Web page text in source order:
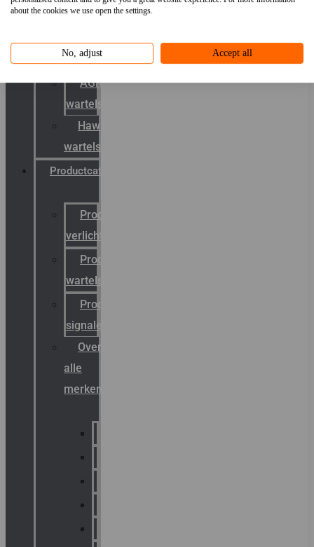
about the cookies we use open the settings.
No, adjust Accept all
mobility
schermstromen
AGRO
wartels
Hawke
wartels
Productcatalogus
Productcatalogus
verlichting
Productcatalogus
wartels
Productcatalogus
signalering
Overzicht
alle
merken